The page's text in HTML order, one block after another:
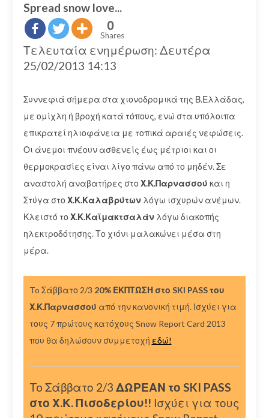
Spread snow love...
0
Shares
Τελευταία ενημέρωση: Δευτέρα
25/02/2013 14:13
Συννεφιά σήμερα στα χιονοδρομικά της Β.Ελλάδας,
με ομίχλη ή βροχή κατά τόπους, ενώ στα υπόλοιπα
επικρατεί ηλιοφάνεια με τοπικά αραιές νεφώσεις.
Οι άνεμοι πνέουν ασθενείς έως μέτριοι και οι
θερμοκρασίες είναι λίγο πάνω από το μηδέν. Σε
αναστολή αναβατήρες στο Χ.Κ.Παρνασσού και η
Στύγα στο Χ.Κ.Καλαβρύτωνλόγω ισχυρών ανέμων.
Κλειστό το Χ.Κ.Καϊμακτσαλάνλόγω διακοπής
ηλεκτροδότησης. Το χιόνι μαλακώνει μέσα στη
μέρα.
To Σάββατο 2/3 20% ΕΚΠΤΩΣΗ στο SKI PASS του
Χ.Κ.Παρνασσού από την κανονική τιμή. Ισχύει για
τους 7 πρώτους κατόχους Snow Report Card 2013
που θα δηλώσουν συμμετοχή εδώ!
To Σάββατο 2/3 ΔΩΡΕΑΝ το SKI PASS
στο Χ.Κ. Πισοδερίου!! Ισχύει για τους